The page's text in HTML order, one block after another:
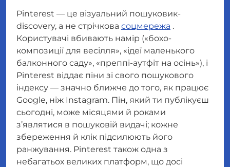
Pinterest — це візуальний пошуковик-
discovery, а не стрічкова соцмережа .
Користувачі вбивають намір («бохо-
композиції для весілля», «ідеї маленького
балконного саду», «преппі-аутфіт на осінь»), і
Pinterest віддає піни зі свого пошукового
індексу — значно ближче до того, як працює
Google, ніж Instagram. Пін, який ти публікуєш
сьогодні, може місяцями й роками
з’являтися в пошуковій видачі; кожне
збереження й клік підсилюють його
ранжування. Pinterest також одна з
небагатьох великих платформ, що досі